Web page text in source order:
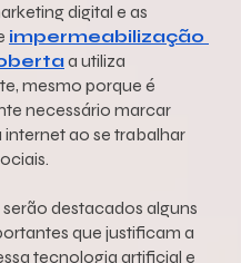
digital e as
impermeabilização
a utiliza
mesmo porque é
necessário marcar
internet ao se trabalhar
serão destacados alguns
que justificam a
tecnologia artificial e